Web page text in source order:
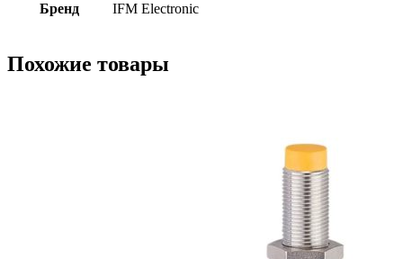
Бренд IFM Electronic
Похожие товары